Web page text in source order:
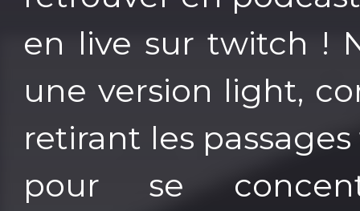
en live sur twitch !
une version light,
retirant les
pour se